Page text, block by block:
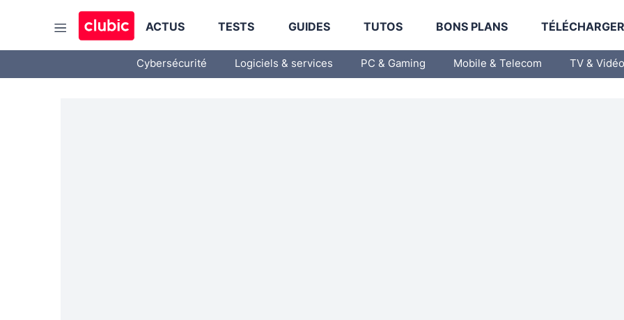
ACTUS TESTS GUIDES TUTOS BONS PLANS
Cybersécurité Logiciels & services PC & Gaming Mobile & Telecom TV & Vidéo